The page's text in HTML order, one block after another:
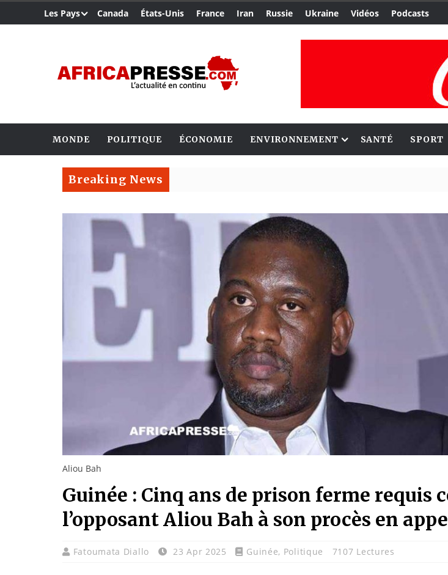
Les Pays Canada États-Unis France Iran Russie Ukraine Vidéos Podcasts
MONDE POLITIQUE ÉCONOMIE ENVIRONNEMENT SANTÉ SPORT
Breaking News Les
Aliou Bah
Guinée : Cinq ans de prison ferme requis
l’opposant Aliou Bah à son procès en
Fatoumata Diallo 23 Apr 2025 Guinée, Politique 7107 Lectures